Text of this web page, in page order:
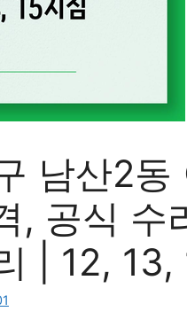
남산2동
, 공식 수
| 12, 13,